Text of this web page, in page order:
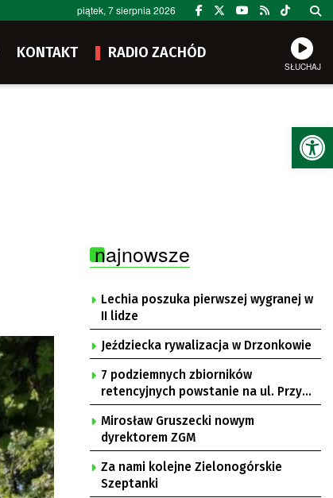
piątek, 7 sierpnia 2026
KONTAKT RADIO ZACHÓD
SŁUCHAJ
najnowsze
Lechia poszuka pierwszej wygranej w
II lidze
Jeździecka rywalizacja w Drzonkowie
7 podziemnych zbiorników
retencyjnych powstanie na ul. Przy
Gazowni
Mirosław Gruszecki nowym
dyrektorem ZGM
Za nami kolejne Zielonogórskie
Szeptanki